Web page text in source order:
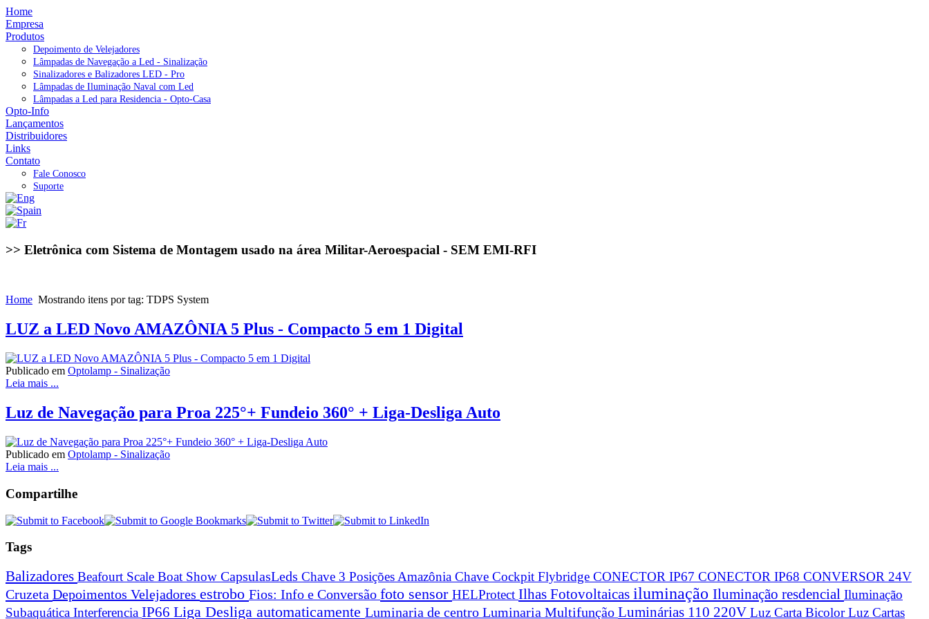
Home
Empresa
Produtos
Depoimento de Velejadores
Lâmpadas de Navegação a Led - Sinalização
Sinalizadores e Balizadores LED - Pro
Lâmpadas de Iluminação Naval com Led
Lâmpadas a Led para Residencia - Opto-Casa
Opto-Info
Lançamentos
Distribuidores
Links
Contato
Fale Conosco
Suporte
>> Eletrônica com Sistema de Montagem usado na área Militar-Aeroespacial - SEM EMI-RFI
Home Mostrando itens por tag: TDPS System
LUZ a LED Novo AMAZÔNIA 5 Plus - Compacto 5 em 1 Digital
Publicado em Optolamp - Sinalização
Leia mais ...
Luz de Navegação para Proa 225°+ Fundeio 360° + Liga-Desliga Auto
Publicado em Optolamp - Sinalização
Leia mais ...
Compartilhe
Tags
Balizadores Beafourt Scale Boat Show CapsulasLeds Chave 3 Posições Amazônia Chave Cockpit Flybridge CONECTOR IP67 CONECTOR IP68 CONVERSOR 24V
Cruzeta Depoimentos Velejadores estrobo Fios: Info e Conversão foto sensor HELProtect Ilhas Fotovoltaicas iluminação Iluminação resdencial Iluminação
Subaquática Interferencia IP66 Liga Desliga automaticamente Luminaria de centro Luminaria Multifunção Luminárias 110 220V Luz Carta BicolorLuz Cartas